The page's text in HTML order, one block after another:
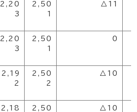
2,20
3
2,50
1
△11
2,20
3
2,50
1
0
2,19
2
2,50
2
△10
2,18
2,50
△10